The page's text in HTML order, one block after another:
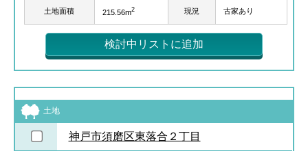
土地面積 215.56m2 現況 古家あり
検討中リストに追加
土地
神戸市須磨区東落合２丁目